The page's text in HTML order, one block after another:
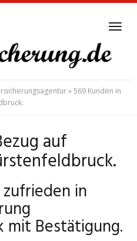
»569 Kunden in
auf
in
Bestätigung.